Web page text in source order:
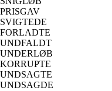
PRISGAV
SVIGTEDE
FORLADTE
UNDFALDT
UNDERLØB
KORRUPTE
UNDSAGTE
UNDSAGDE